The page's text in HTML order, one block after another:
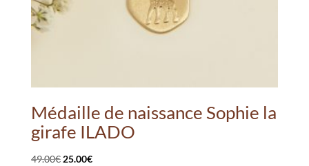
Médaille de naissance Sophie la
girafe ILADO
49.00€ Le
25.00€Le